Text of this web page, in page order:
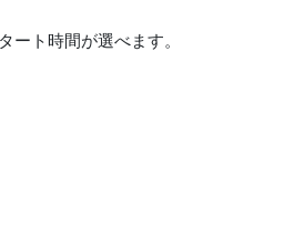
ート時間が選べます。